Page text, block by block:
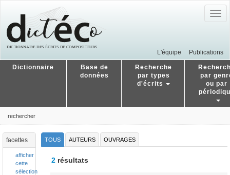
L'équipe Publications
Dictionnaire
Base de
données
Recherche
par types
d'écrits
par
ou par
rechercher
facettes
afficher
cette
sélection
TOUS AUTEURS OUVRAGES
2résultats